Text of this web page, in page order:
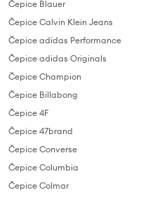
Čepice Blauer
Čepice Calvin Klein Jeans
Čepice adidas Performance
Čepice adidas Originals
Čepice Champion
Čepice Billabong
Čepice 4F
Čepice 47brand
Čepice Converse
Čepice Columbia
Čepice Colmar